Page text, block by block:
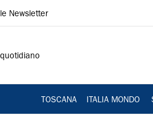
Newsletter
TOSCANA ITALIA MONDO